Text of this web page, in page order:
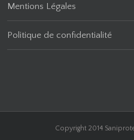
Mentions Légales
Politique de confidentialité
Copyright 2014